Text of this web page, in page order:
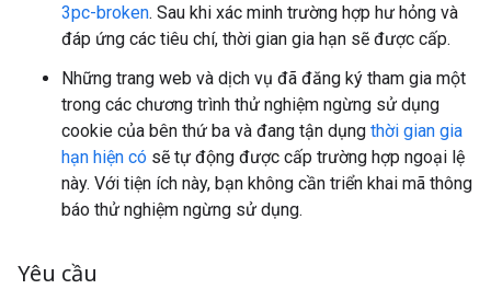
3pc-broken. Sau khi xác minh trường hợp hư hỏng và
đáp ứng các tiêu chí, thời gian gia hạn sẽ được cấp.
Những trang web và dịch vụ đã đăng ký tham gia một
trong các chương trình thử nghiệm ngừng sử dụng
cookie của bên thứ ba và đang tận dụng thời gian gia
hạn hiện có sẽ tự động được cấp trường hợp ngoại lệ
này. Với tiện ích này, bạn không cần triển khai mã thông
báo thử nghiệm ngừng sử dụng.
Yêu cầu